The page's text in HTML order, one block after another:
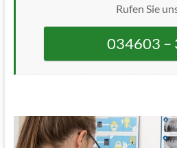
Rufen Sie
034603 –